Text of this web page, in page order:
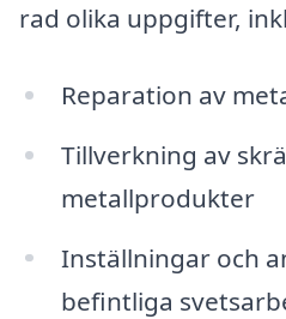
rad olika uppgifter,
Reparation av
Tillverkning av
metallprodukter
Inställningar och
befintliga